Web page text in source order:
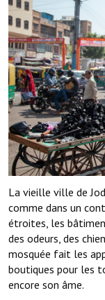
La vieille ville de
comme dans un
étroites, les
des odeurs, des
mosquée fait les
boutiques pour les
encore son âme.